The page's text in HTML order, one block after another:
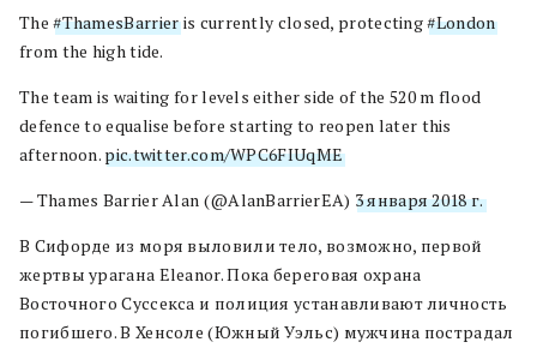
The#ThamesBarrieris currently closed, protecting#London
from the high tide.
The team is waiting for levels either side of the 520 m flood
defence to equalise before starting to reopen later this
afternoon. pic.twitter.com/WPC6FIUqME
— Thames Barrier Alan (@AlanBarrierEA) 3 января 2018 г.
В Сифорде из моря выловили тело, возможно, первой
жертвы урагана Eleanor. Пока береговая охрана
Восточного Суссекса и полиция устанавливают личность
погибшего. В Хенсоле (Южный Уэльс) мужчина пострадал